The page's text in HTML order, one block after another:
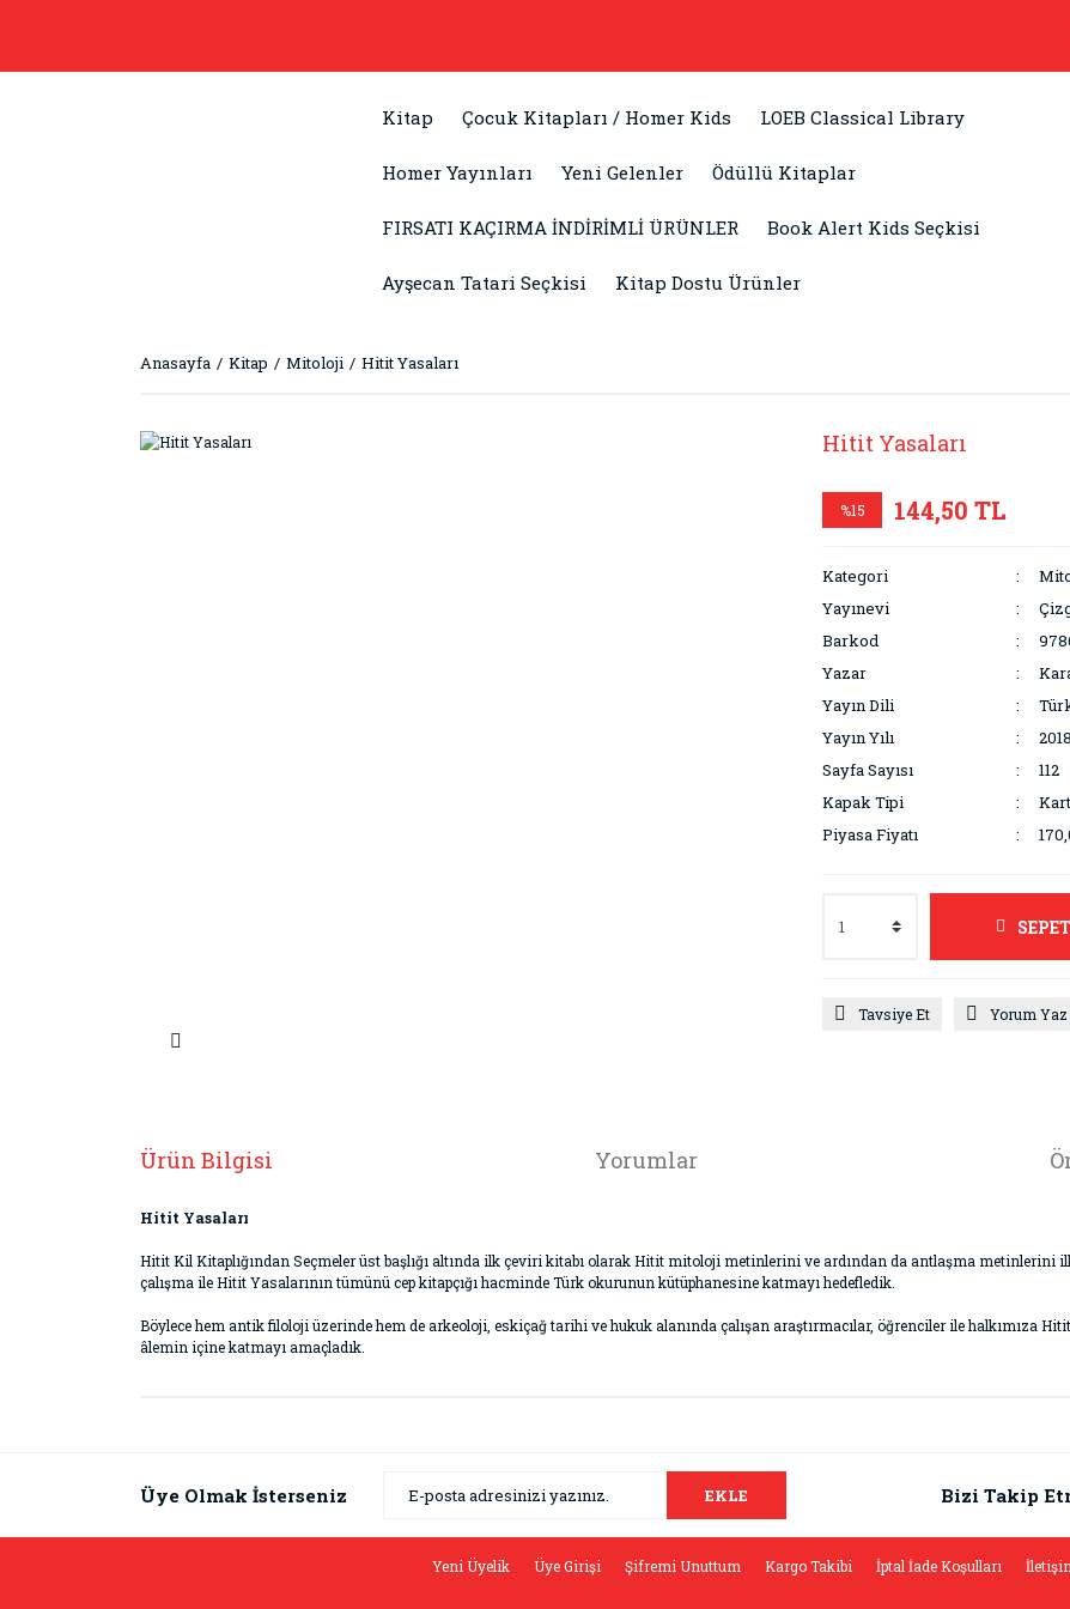
Kitap Çocuk Kitapları / Homer Kids LOEB Classical Library
Homer Yayınları Yeni Gelenler Ödüllü Kitaplar
FIRSATI KAÇIRMA İNDİRİMLİ ÜRÜNLER Book Alert Kids Seçkisi
Ayşecan Tatari Seçkisi Kitap Dostu Ürünler
Anasayfa Kitap Mitoloji Hitit Yasaları
Hitit Yasaları
%15 144,50 TL
Kategori
Yayınevi
Barkod
Yazar
Yayın Dili
Yayın Yılı
2018
Sayfa Sayısı
112
Kapak Tipi
Piyasa Fiyatı
Tavsiye Et Yorum Yaz
Ürün Bilgisi Yorumlar
Hitit Yasaları
Hitit Kil Kitaplığından Seçmeler üst başlığı altında ilk çeviri kitabı olarak Hitit mitoloji metinlerini ve ardından da antlaşma metinlerini
çalışma ile Hitit Yasalarının tümünü cep kitapçığı hacminde Türk okurunun kütüphanesine katmayı hedefledik.
Böylece hem antik filoloji üzerinde hem de arkeoloji, eskiçağ tarihi ve hukuk alanında çalışan araştırmacılar, öğrenciler ile halkımıza
âlemin içine katmayı amaçladık.
Yorum Yaz
Ürün resmi kalitesiz, bozuk veya görüntülenemiyor.
Üye Olmak İsterseniz EKLE Bizi Takip
Yeni Üyelik Üye Girişi Şifremi Unuttum Kargo Takibi İptal İade Koşulları